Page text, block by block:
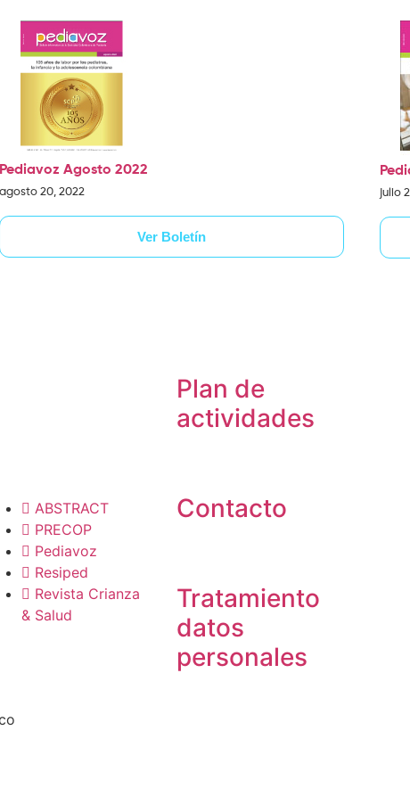
Pediavoz Agosto 2022
agosto 20, 2022
Ver Boletín
julio
ABSTRACT
PRECOP
Pediavoz
Resiped
Revista Crianza
& Salud
Plan de
actividades
Contacto
Tratamiento
datos
personales